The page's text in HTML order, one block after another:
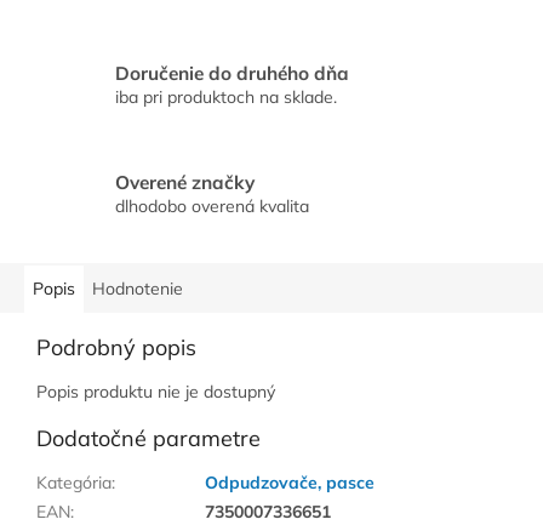
Doručenie do druhého dňa
iba pri produktoch na sklade.
Overené značky
dlhodobo overená kvalita
Popis Hodnotenie
Podrobný popis
Popis produktu nie je dostupný
Dodatočné parametre
Kategória:
Odpudzovače, pasce
EAN:
7350007336651